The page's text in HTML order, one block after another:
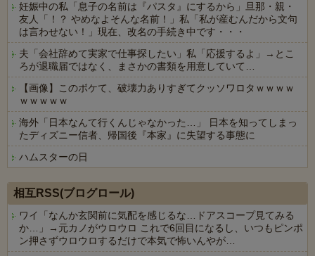
妊娠中の私「息子の名前は『パスタ』にするから」旦那・親・
友人「！？ やめなよそんな名前！」私「私が産むんだから文句
は言わせない！」現在、改名の手続き中です・・・
夫「会社辞めて実家で仕事探したい」私「応援するよ」→とこ
ろが退職届ではなく、まさかの書類を用意していて…
【画像】このボケて、破壊力ありすぎてクッソワロタｗｗｗｗ
ｗｗｗｗｗ
海外「日本なんて行くんじゃなかった…」 日本を知ってしまっ
たディズニー信者、帰国後『本家』に失望する事態に
ハムスターの日
相互RSS(ブログロール)
ワイ「なんか玄関前に気配を感じるな…ドアスコープ見てみる
か…」→元カノがウロウロ これで6回目になるし、いつもピンポ
ン押さずウロウロするだけで本気で怖いんやが…